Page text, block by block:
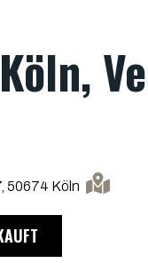
50674 Köln